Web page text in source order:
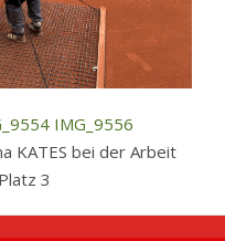
IMG_9556
KATES bei der Arbeit
3